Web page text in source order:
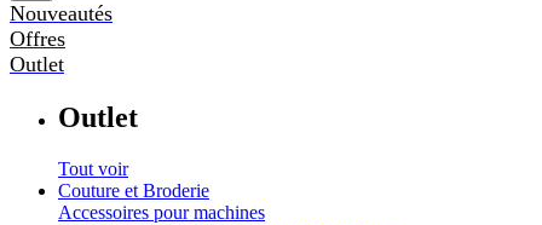
Nouveautés
Offres
Outlet
Outlet
Tout voir
Couture et Broderie
Accessoires pour machines